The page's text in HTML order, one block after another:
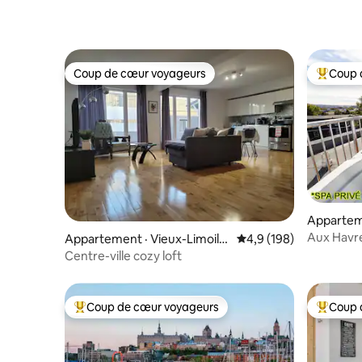
Coup de cœur voyageurs
Coup de cœur voyageurs
Appartement · Vieux-Limoilo
u
Note moyenne de 4,9
4,9 (198)
Centre-ville cozy loft
Coup
Coup
ou
Aux
Coup de cœur voyageurs parmi les plus aimés
Coup de cœur voyageurs Coup
Coup